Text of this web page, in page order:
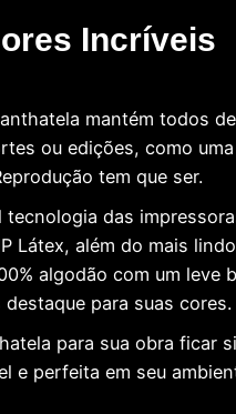
Incríveis
mantém todos
ou edições, como
tem que ser.
tecnologia das
Látex, além do mais
algodão com um leve
destaque para suas cores.
para sua obra ficar
e perfeita em seu